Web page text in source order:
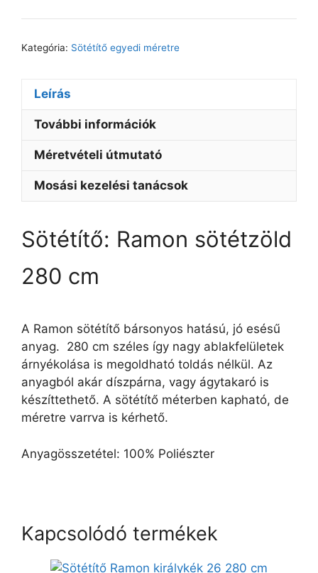
Kategória: Sötétítő egyedi méretre
Leírás
További információk
Méretvételi útmutató
Mosási kezelési tanácsok
Sötétítő: Ramon sötétzöld
280 cm
A Ramon sötétítő bársonyos hatású, jó esésű
anyag. 280 cm széles így nagy ablakfelületek
árnyékolása is megoldható toldás nélkül. Az
anyagból akár díszpárna, vagy ágytakaró is
készíttethető. A sötétítő méterben kapható, de
méretre varrva is kérhető.
Anyagösszetétel: 100% Poliészter
Kapcsolódó termékek